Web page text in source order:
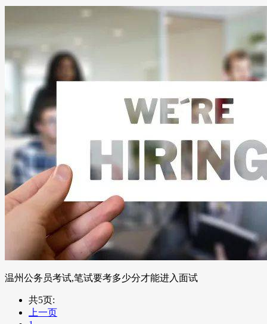
温州公务员考试,笔试要考多少分才能进入面试
共5页:
上一页